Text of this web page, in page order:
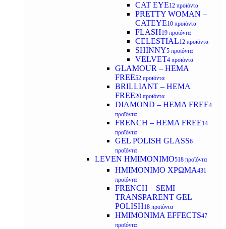
CAT EYE12 προϊόντα
PRETTY WOMAN –
CATEYE10 προϊόντα
FLASH19 προϊόντα
CELESTIAL12 προϊόντα
SHINNY5 προϊόντα
VELVET4 προϊόντα
GLAMOUR – HEMA
FREE52 προϊόντα
BRILLIANT – HEMA
FREE20 προϊόντα
DIAMOND – HEMA FREE4
προϊόντα
FRENCH – HEMA FREE14
προϊόντα
GEL POLISH GLASS6
προϊόντα
LEVEN ΗΜΙΜΟΝΙΜΟ518 προϊόντα
ΗΜΙΜΟΝΙΜΟ ΧΡΩΜΑ431
προϊόντα
FRENCH – SEMI
TRANSPARENT GEL
POLISH18 προϊόντα
HMIMONIMA EFFECTS47
προϊόντα